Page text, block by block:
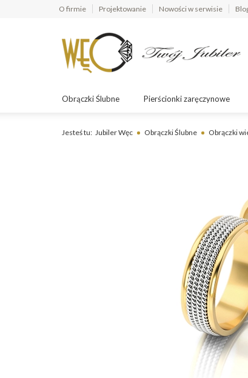
O firmie Projektowanie Nowości w serwisie
Obrączki Ślubne Pierścionki zaręczynowe
Jesteś tu: Jubiler Węc Obrączki Ślubne Obrączki